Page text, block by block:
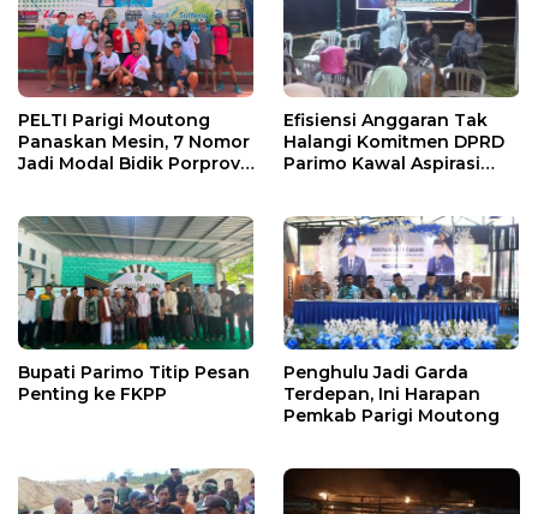
PELTI Parigi Moutong
Panaskan Mesin, 7 Nomor
Jadi Modal Bidik Porprov
Efisiensi Anggaran Tak
Halangi Komitmen DPRD
Parimo Kawal Aspirasi
Bupati Parimo Titip Pesan
Penting ke FKPP
Penghulu Jadi Garda
Terdepan, Ini Harapan
Pemkab Parigi Moutong